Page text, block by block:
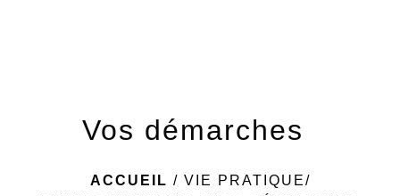
Vos démarches
ACCUEIL / VIE PRATIQUE/